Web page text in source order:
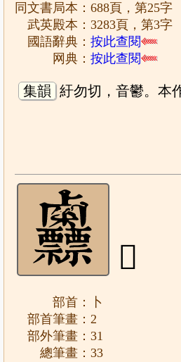
同文書局本：688頁，第25
武英殿本：3283頁，第3
國語辭典：按此查閱
网典：按此查閱
集韻 紆勿切，音鬱。本
𠨌
部首：卜
部首筆畫：2
部外筆畫：31
總筆畫：33